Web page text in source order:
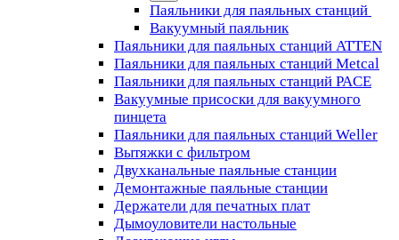
Паяльники для паяльных станций
Вакуумный паяльник
Паяльники для паяльных станций ATTEN
Паяльники для паяльных станций Metcal
Паяльники для паяльных станций PACE
Вакуумные присоски для вакуумного
пинцета
Паяльники для паяльных станций Weller
Вытяжки с фильтром
Двухканальные паяльные станции
Демонтажные паяльные станции
Держатели для печатных плат
Дымоуловители настольные